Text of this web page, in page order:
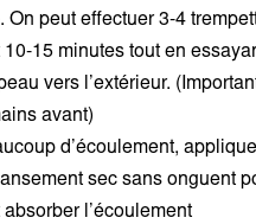
On peut effectuer 3-4
10-15 minutes tout en
vers l’extérieur.
avant)
d’écoulement,
sec sans onguent
l’écoulement